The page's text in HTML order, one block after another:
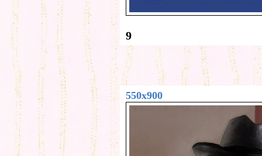
9
550x900